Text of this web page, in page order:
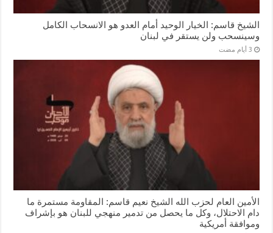
الشيخ قاسم: الخيار الوحيد أمام العدو هو الانسحاب الكامل
وسينسحب ولن يستقر في لبنان
الأمين العام لحزب الله الشيخ نعيم قاسم: المقاومة مستمرة ما
دام الاحتلال، وكل ما يحصل من تدمير منهجي للبنان هو بإشراف
وموافقة أمريكية